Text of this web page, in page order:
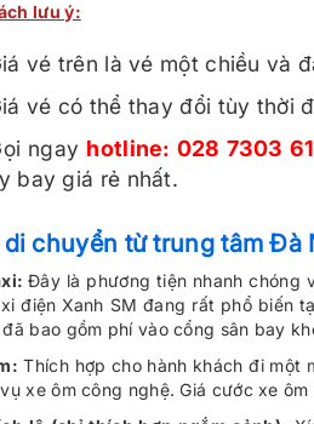
lưu ý:
vé trên là vé một chiều và
vé có thể thay đổi tùy thời
ngay hotline: 028 7303
bay giá rẻ nhất.
chuyển từ trung tâm Đà
Đây là phương tiện nhanh chóng
điện Xanh SM đang rất phổ biến
bao gồm phí vào cổng sân bay
Thích hợp cho hành khách đi một
xe ôm công nghệ. Giá cước xe